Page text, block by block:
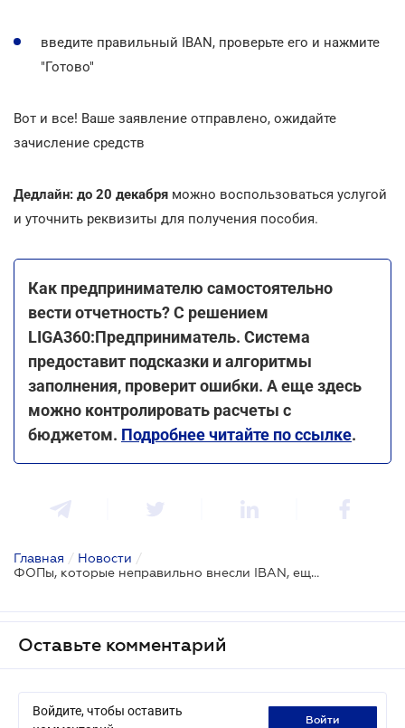
введите правильный IBAN, проверьте его и нажмите
"Готово"
Вот и все! Ваше заявление отправлено, ожидайте
зачисление средств
Дедлайн: до 20 декабря можно воспользоваться услугой
и уточнить реквизиты для получения пособия.
Как предпринимателю самостоятельно
вести отчетность? С решением
LIGA360:Предприниматель. Система
предоставит подсказки и алгоритмы
заполнения, проверит ошибки. А еще здесь
можно контролировать расчеты с
бюджетом. Подробнее читайте по ссылке.
Главная / Новости /
ФОПы, которые неправильно внесли IBAN, еще могут получить "карантинные" 8000 грн
Оставьте комментарий
Войдите, чтобы оставить
войти